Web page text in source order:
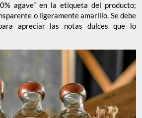
agave” en la etiqueta del producto;
o ligeramente amarillo. Se debe
apreciar las notas dulces que lo